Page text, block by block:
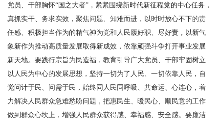
党员、干部胸怀“国之大者”，紧紧围绕新时代新征程党的中心任务，
真抓实干、务求实效，聚焦问题、知难而进，以时时放心不下的责
任感、积极担当作为的精气神为党和人民履好职、尽好责，以新气
象新作为推动高质量发展取得新成效，依靠顽强斗争打开事业发展
新天地。要践行宗旨为民造福，教育引导广大党员、干部牢固树立
以人民为中心的发展思想，坚持一切为了人民、一切依靠人民，自
觉问计于民、问需于民，始终同人民同呼吸、共命运、心连心，着
力解决人民群众急难愁盼问题，把惠民生、暖民心、顺民意的工作
做到群众心坎上，增强人民群众获得感、幸福感、安全感。要廉洁